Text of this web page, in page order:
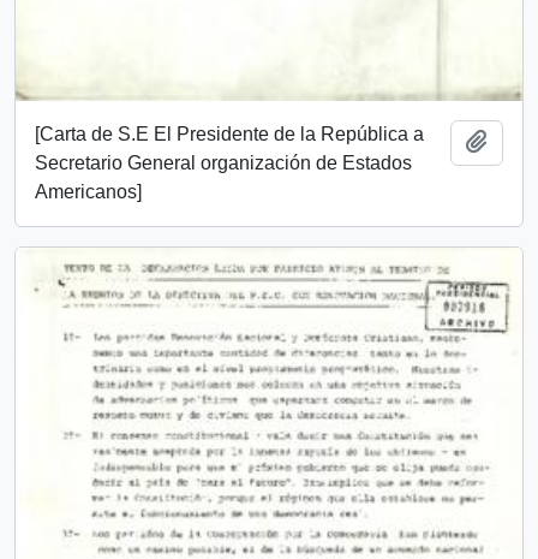
[Carta de S.E El Presidente de la República a
Secretario General organización de Estados
Americanos]